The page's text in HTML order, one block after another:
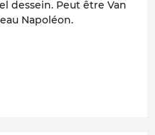
dessein. Peut être Van
Napoléon.